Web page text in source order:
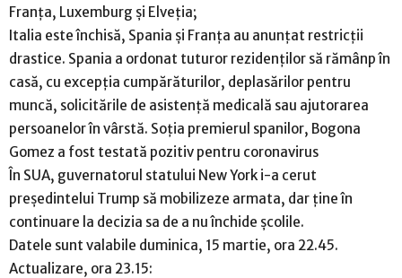
Franța, Luxemburg și Elveția;
Italia este închisă, Spania și Franța au anunțat restricții
drastice. Spania a ordonat tuturor rezidenților să rămânp în
casă, cu excepția cumpărăturilor, deplasărilor pentru
muncă, solicitările de asistență medicală sau ajutorarea
persoanelor în vârstă. Soția premierul spanilor, Bogona
Gomez a fost testată pozitiv pentru coronavirus
În SUA, guvernatorul statului New York i-a cerut
președintelui Trump să mobilizeze armata, dar ține în
continuare la decizia sa de a nu închide școlile.
Datele sunt valabile duminica, 15 martie, ora 22.45.
Actualizare, ora 23.15: